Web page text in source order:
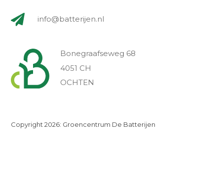
info@batterijen.nl
Bonegraafseweg 68
4051 CH
OCHTEN
Copyright 2026: Groencentrum De Batterijen